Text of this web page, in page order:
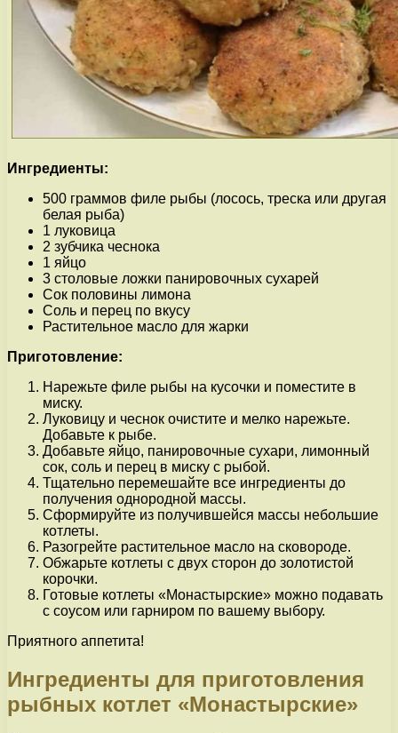
Ингредиенты:
500 граммов филе рыбы (лосось, треска или другая
белая рыба)
1 луковица
2 зубчика чеснока
1 яйцо
3 столовые ложки панировочных сухарей
Сок половины лимона
Соль и перец по вкусу
Растительное масло для жарки
Приготовление:
Нарежьте филе рыбы на кусочки и поместите в
миску.
Луковицу и чеснок очистите и мелко нарежьте.
Добавьте к рыбе.
Добавьте яйцо, панировочные сухари, лимонный
сок, соль и перец в миску с рыбой.
Тщательно перемешайте все ингредиенты до
получения однородной массы.
Сформируйте из получившейся массы небольшие
котлеты.
Разогрейте растительное масло на сковороде.
Обжарьте котлеты с двух сторон до золотистой
корочки.
Готовые котлеты «Монастырские» можно подавать
с соусом или гарниром по вашему выбору.
Приятного аппетита!
Ингредиенты для приготовления
рыбных котлет «Монастырские»